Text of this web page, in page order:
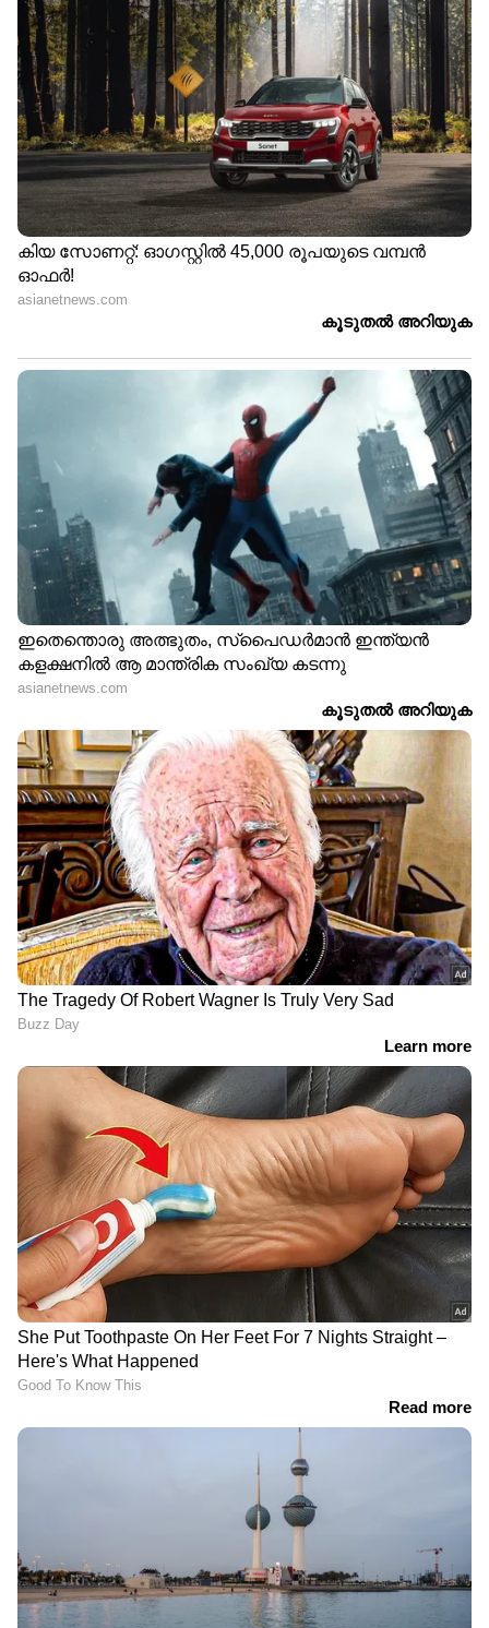
ആരാണ് ഗീതാ ഗോപിനാഥ്?
ആഗോള തലത്തില്‍ അറിയപ്പെടുന്ന
മലയാളിയായ സാമ്പത്തിക വിദഗ്ധയാണ് ഗീതാ
ഗോപിനാഥ്. ഹാര്‍വാര്‍ഡ് പ്രൊഫസറായ ഗീത
മുന്‍ ഐഎംഎഫ് ഡെപ്യൂട്ടി മാനേജിംഗ്
ഡയറക്ടറുമാണ്. 2016-ല്‍ ഒന്നാം പിണറായി
വിജയന്‍ സര്‍ക്കാരിന്റെ കാലത്ത്
മുഖ്യമന്ത്രിയുടെ സാമ്പത്തിക ഉപദേശകയായി
ആഗോളതലത്തിലുള്ള സാമ്പത്തിക വികസന
മാതൃകകള്‍ കേരളത്തിന് അനുയോജ്യമായ
രീതിയില്‍ നടപ്പിലാക്കാന്‍ സഹായിക്കുക
എന്നതായിരുന്നു ഈ പദവിയിലൂടെ ലക്ഷ്യമിട്ടത്.
രണ്ട് വര്‍ഷത്തോളം അവര്‍ ഈ പദവിയില്‍
തുടര്‍ന്നു. 2018 ഒക്ടോബറില്‍ അന്താരാഷ്ട്ര
നാണയ നിധി ചീഫ് ഇക്കണോമിസ്റ്റായി
നിയമിതയായതിനെ തുടര്‍ന്ന് അവര്‍ കേരള
മുഖ്യമന്ത്രിയുടെ ഉപദേശക സ്ഥാനം
ഔദ്യോഗികമായി ഒഴിഞ്ഞു.